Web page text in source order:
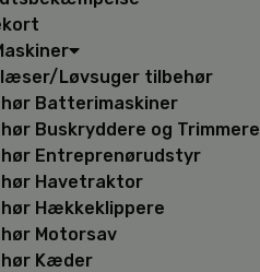
Løvsuger tilbehør
Batterimaskiner
Buskryddere og Trimmere
Entreprenørudstyr
Havetraktor
Hækkeklippere
Motorsav
Kæder